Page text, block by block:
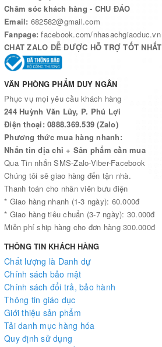
Chăm sóc khách hàng - CHU ĐÁO
Email: 682582@gmail.com
Fanpage:facebook.com/nhasachgiaoduc.vn
CHAT ZALO ĐỄ ĐƯỢC HỖ TRỢ TỐT NHẤT
VĂN PHÒNG PHẨM DUY NGÂN
Phục vụ mọi yêu cầu khách hàng
244 Huỳnh Văn Lũy, P. Phú Lợi
Điện thoại: 0888.369.539 (Zalo)
Phương thức mua hàng nhanh:
Nhắn tin địa chỉ + Sản phẩm cần mua
Qua Tin nhắn SMS-Zalo-Viber-Facebook
Chúng tôi sẽ giao hàng đến tận nhà.
Thanh toán cho nhân viên bưu điện
* Giao hàng nhanh (1-3 ngày): 60.000đ
* Giao hàng tiêu chuẩn (3-7 ngày): 30.000đ
Miễn phí ship hàng cho đơn hàng 300.000đ
THÔNG TIN KHÁCH HÀNG
Chất lượng là Danh dự
Chính sách bảo mật
Chính sách đổi trả, bảo hành
Thông tin giáo dục
Giới thiệu sản phẩm
Tải danh mục hàng hóa
Quy định sử dụng